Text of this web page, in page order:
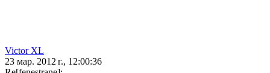
Victor XL
23 мар. 2012 г., 12:00:36